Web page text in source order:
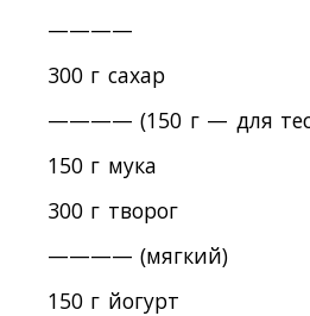
————
300 г сахар
———— (150 г — для
150 г мука
300 г творог
———— (мягкий)
150 г йогурт